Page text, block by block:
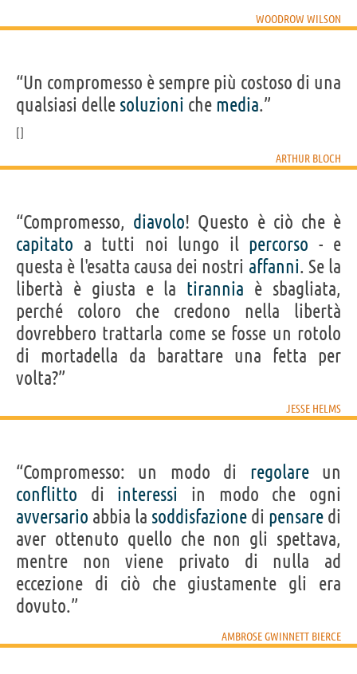
WOODROW WILSON
“Un compromesso è sempre più costoso di una
qualsiasi delle soluzioni che media.”
ARTHUR BLOCH
“Compromesso, diavolo! Questo è ciò che è
capitato a tutti noi lungo il percorso - e
questa è l'esatta causa dei nostri affanni. Se la
libertà è giusta e la tirannia è sbagliata,
perché coloro che credono nella libertà
dovrebbero trattarla come se fosse un rotolo
di mortadella da barattare una fetta per
volta?”
JESSE HELMS
“Compromesso: un modo di regolareun
conflitto di interessi in modo che ogni
avversario abbia la soddisfazione di pensare di
aver ottenuto quello che non gli spettava,
mentre non viene privato di nulla ad
eccezione di ciò che giustamente gli era
dovuto.”
AMBROSE GWINNETT BIERCE